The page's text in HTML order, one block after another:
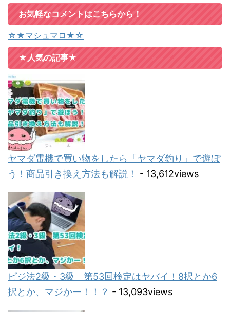
お気軽なコメントはこちらから！
☆★マシュマロ★☆
★人気の記事★
ヤマダ電機で買い物をしたら「ヤマダ釣り」で遊ぼ
う！商品引き換え方法も解説！
- 13,612views
ビジ法2級・3級 第53回検定はヤバイ！8択とか6
択とか、マジかー！！？ - 13,093views